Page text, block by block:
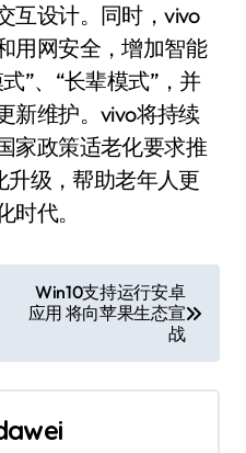
互设计。同时，vivo
用网安全，增加智能
”、“长辈模式”，并
新维护。vivo将持续
家政策适老化要求推
升级，帮助老年人更
代。
Win10支持运行安卓
应用 将向苹果生态宣
战